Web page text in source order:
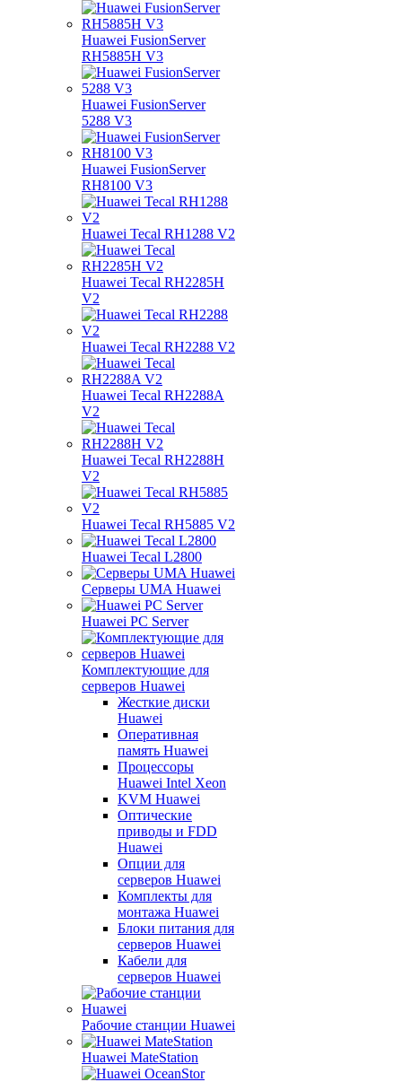
Huawei FusionServer
RH5885H V3
Huawei FusionServer
5288 V3
Huawei FusionServer
RH8100 V3
Huawei Tecal RH1288 V2
Huawei Tecal RH2285H
V2
Huawei Tecal RH2288 V2
Huawei Tecal RH2288A
V2
Huawei Tecal RH2288H
V2
Huawei Tecal RH5885 V2
Huawei Tecal L2800
Серверы UMA Huawei
Huawei PC Server
Комплектующие для
серверов Huawei
Жесткие диски
Huawei
Оперативная
память Huawei
Процессоры
Huawei Intel Xeon
KVM Huawei
Оптические
приводы и FDD
Huawei
Опции для
серверов Huawei
Комплекты для
монтажа Huawei
Блоки питания для
серверов Huawei
Кабели для
серверов Huawei
Рабочие станции Huawei
Huawei MateStation